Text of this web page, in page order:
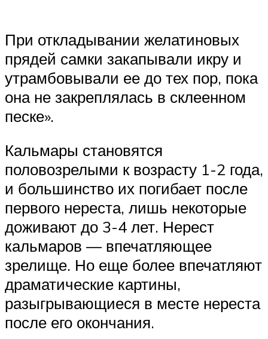
При откладывании желатиновых
прядей самки закапывали икру и
утрамбовывали ее до тех пор, пока
она не закреплялась в склеенном
песке».
Кальмары становятся
половозрелыми к возрасту 1-2 года,
и большинство их погибает после
первого нереста, лишь некоторые
доживают до 3-4 лет. Нерест
кальмаров — впечатляющее
зрелище. Но еще более впечатляют
драматические картины,
разыгрывающиеся в месте нереста
после его окончания.